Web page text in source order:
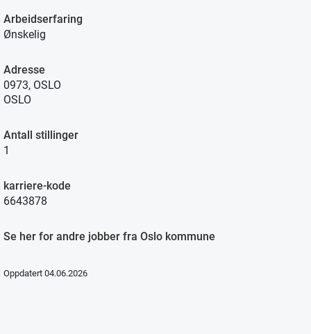
Arbeidserfaring
Ønskelig
Adresse
0973, OSLO
OSLO
Antall stillinger
1
karriere-kode
6643878
Se her for andre jobber fra Oslo kommune
Oppdatert 04.06.2026